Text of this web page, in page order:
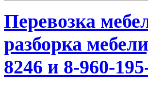
Перевозка
разборка
8246 и 8-960-